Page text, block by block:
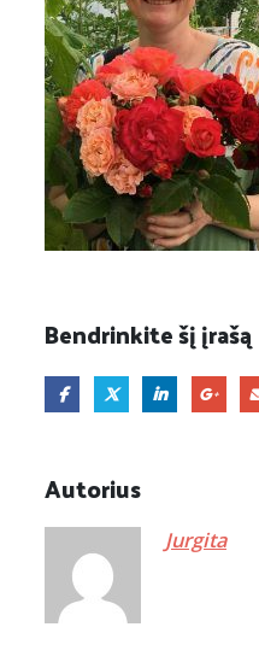
Bendrinkite šį įrašą
Autorius
Jurgita